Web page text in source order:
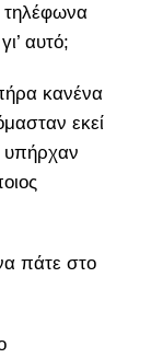
τηλέφωνα
αυτό;
κανένα
εκεί
υπήρχαν
πάτε στο